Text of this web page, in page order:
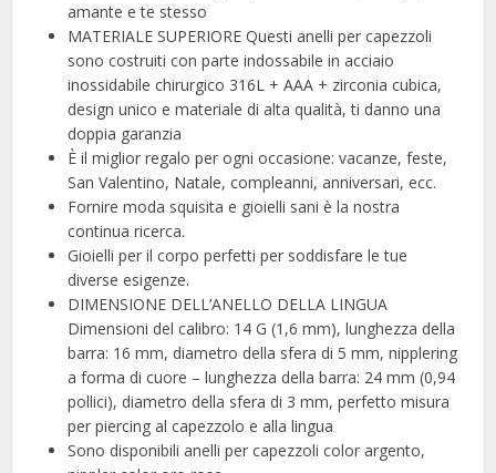
amante e te stesso
MATERIALE SUPERIORE Questi anelli per capezzoli
sono costruiti con parte indossabile in acciaio
inossidabile chirurgico 316L + AAA + zirconia cubica,
design unico e materiale di alta qualità, ti danno una
doppia garanzia
È il miglior regalo per ogni occasione: vacanze, feste,
San Valentino, Natale, compleanni, anniversari, ecc.
Fornire moda squisita e gioielli sani è la nostra
continua ricerca.
Gioielli per il corpo perfetti per soddisfare le tue
diverse esigenze.
DIMENSIONE DELL’ANELLO DELLA LINGUA
Dimensioni del calibro: 14 G (1,6 mm), lunghezza della
barra: 16 mm, diametro della sfera di 5 mm, nipplering
a forma di cuore – lunghezza della barra: 24 mm (0,94
pollici), diametro della sfera di 3 mm, perfetto misura
per piercing al capezzolo e alla lingua
Sono disponibili anelli per capezzoli color argento,